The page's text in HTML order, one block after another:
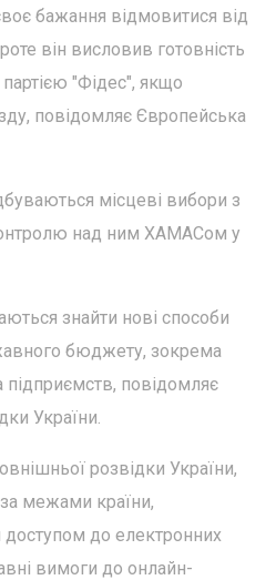
бажання відмовитися від
він висловив готовність
"Фідес", якщо
повідомляє Європейська
місцеві вибори з
над ним ХАМАСом у
знайти нові способи
бюджету, зокрема
повідомляє
України.
розвідки України,
межами країни,
до електронних
вимоги до онлайн-